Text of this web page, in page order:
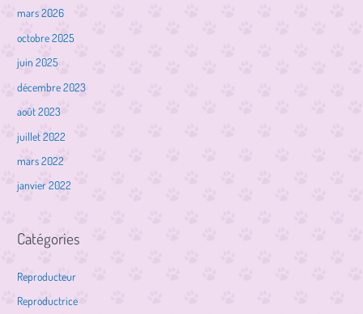
mars 2026
octobre 2025
juin 2025
décembre 2023
août 2023
juillet 2022
mars 2022
janvier 2022
Catégories
Reproducteur
Reproductrice